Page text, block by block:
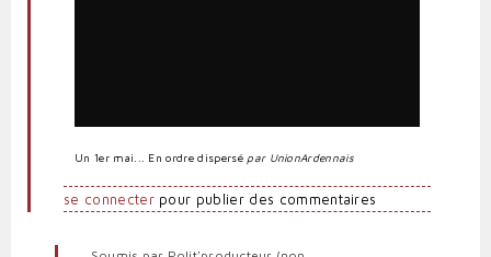
Un 1er mai... En ordre dispersé par UnionArdennais
se connecterpour publier des commentaires